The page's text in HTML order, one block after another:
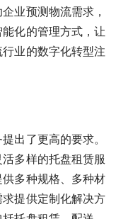
业预测物流需求，
化的管理方式，让
业的数字化转型注
出了更高的要求。
多样的托盘租赁服
多种规格、多种材
提供定制化解决方